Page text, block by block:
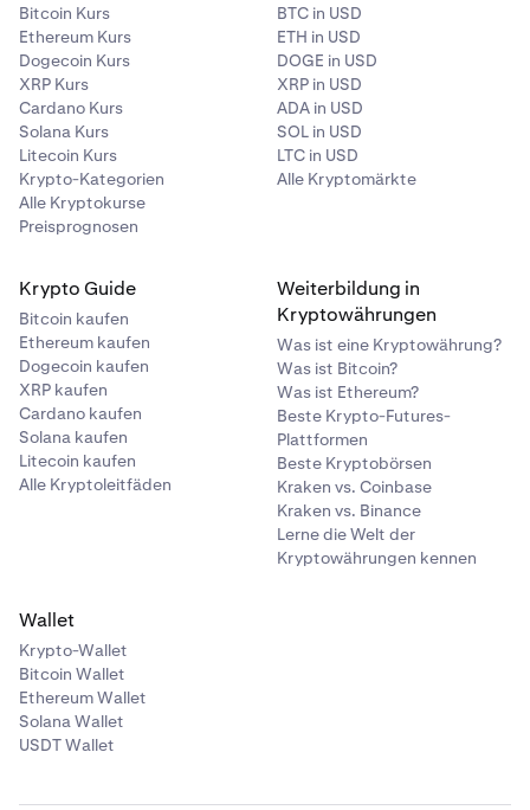
Bitcoin Kurs
Ethereum Kurs
Dogecoin Kurs
XRP Kurs
Cardano Kurs
Solana Kurs
Litecoin Kurs
Krypto-Kategorien
Alle Kryptokurse
Preisprognosen
BTC in USD
ETH in USD
DOGE in USD
XRP in USD
ADA in USD
SOL in USD
LTC in USD
Alle Kryptomärkte
Krypto Guide
Bitcoin kaufen
Ethereum kaufen
Dogecoin kaufen
XRP kaufen
Cardano kaufen
Solana kaufen
Litecoin kaufen
Alle Kryptoleitfäden
Weiterbildung in
Kryptowährungen
Was ist eine Kryptowährung?
Was ist Bitcoin?
Was ist Ethereum?
Beste Krypto-Futures-
Plattformen
Beste Kryptobörsen
Kraken vs. Coinbase
Kraken vs. Binance
Lerne die Welt der
Kryptowährungen kennen
Wallet
Krypto-Wallet
Bitcoin Wallet
Ethereum Wallet
Solana Wallet
USDT Wallet